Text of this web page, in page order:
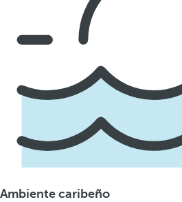
Ambiente caribeño